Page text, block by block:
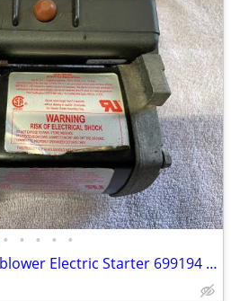
• • • • •
Briggs & Stratton Snowblower Electric Starter 699194 524-975